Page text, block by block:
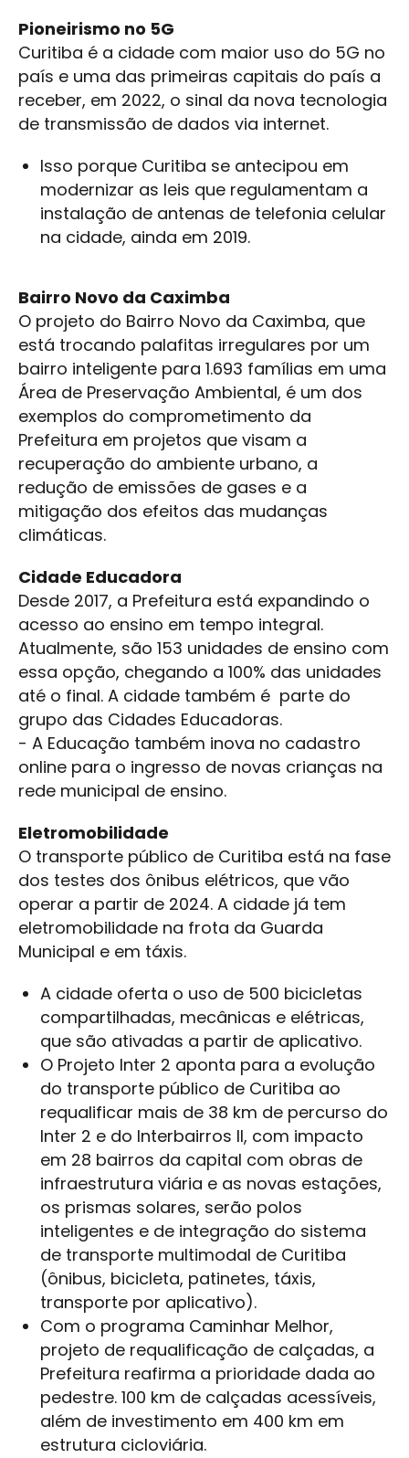
Pioneirismo no 5G
Curitiba é a cidade com maior uso do 5G no
país e uma das primeiras capitais do país a
receber, em 2022, o sinal da nova tecnologia
de transmissão de dados via internet.
Isso porque Curitiba se antecipou em
modernizar as leis que regulamentam a
instalação de antenas de telefonia celular
na cidade, ainda em 2019.
Bairro Novo da Caximba
O projeto do Bairro Novo da Caximba, que
está trocando palafitas irregulares por um
bairro inteligente para 1.693 famílias em uma
Área de Preservação Ambiental, é um dos
exemplos do comprometimento da
Prefeitura em projetos que visam a
recuperação do ambiente urbano, a
redução de emissões de gases e a
mitigação dos efeitos das mudanças
climáticas.
Cidade Educadora
Desde 2017, a Prefeitura está expandindo o
acesso ao ensino em tempo integral.
Atualmente, são 153 unidades de ensino com
essa opção, chegando a 100% das unidades
até o final. A cidade também é parte do
grupo das Cidades Educadoras.
- A Educação também inova no cadastro
online para o ingresso de novas crianças na
rede municipal de ensino.
Eletromobilidade
O transporte público de Curitiba está na fase
dos testes dos ônibus elétricos, que vão
operar a partir de 2024. A cidade já tem
eletromobilidade na frota da Guarda
Municipal e em táxis.
A cidade oferta o uso de 500 bicicletas
compartilhadas, mecânicas e elétricas,
que são ativadas a partir de aplicativo.
O Projeto Inter 2 aponta para a evolução
do transporte público de Curitiba ao
requalificar mais de 38 km de percurso do
Inter 2 e do Interbairros II, com impacto
em 28 bairros da capital com obras de
infraestrutura viária e as novas estações,
os prismas solares, serão polos
inteligentes e de integração do sistema
de transporte multimodal de Curitiba
(ônibus, bicicleta, patinetes, táxis,
transporte por aplicativo).
Com o programa Caminhar Melhor,
projeto de requalificação de calçadas, a
Prefeitura reafirma a prioridade dada ao
pedestre. 100 km de calçadas acessíveis,
além de investimento em 400 km em
estrutura cicloviária.